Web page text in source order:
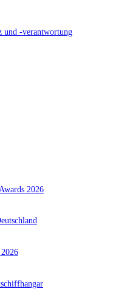
und -verantwortung
2026